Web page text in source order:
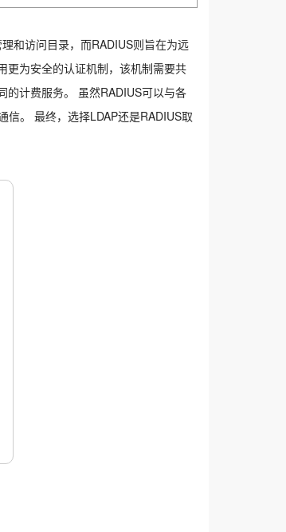
和访问目录，而RADIUS则旨在为远
更为安全的认证机制，该机制需要共
的计费服务。 虽然RADIUS可以与各
信。 最终，选择LDAP还是RADIUS取